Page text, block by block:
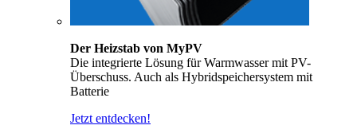
Der Heizstab von MyPV
Die integrierte Lösung für Warmwasser mit PV-
Überschuss. Auch als Hybridspeichersystem mit
Batterie
Jetzt entdecken!